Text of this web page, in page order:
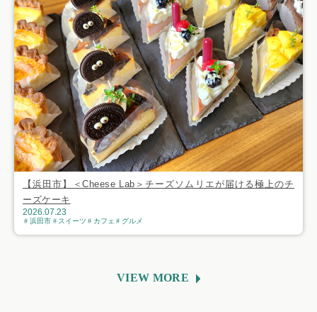
【浜田市】＜Cheese Lab＞チーズソムリエが届ける極上のチ
ーズケーキ
2026.07.23
浜田市 スイーツ カフェ グルメ
VIEW MORE